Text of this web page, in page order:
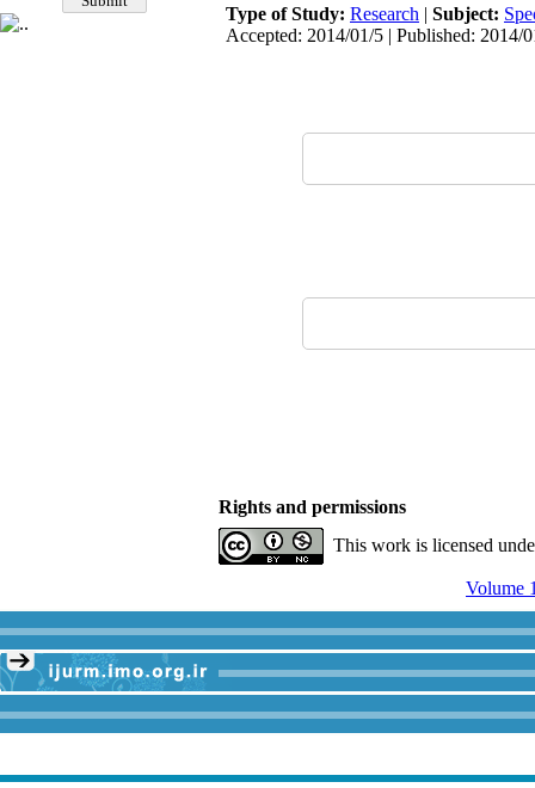
Type of Study: Research | Subject:
Accepted: 2014/01/5 | Published: 2014/
Rights and permissions
This work is licensed
Volume